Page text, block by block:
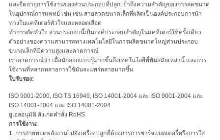
และยืดอายุการใช้งานของส่วนประกอบที่ปลูก, ย้ําถึงความสําคัญของการลดขนาด
ในอุปกรณ์การแพทย์ เช่น เช่น สายลวดขนาดเล็กที่ผลิตเป็นองค์ประกอบการนํา
ทางในแคทีเตอร์หัวใจและหลอดเลือด
ทําการตัดหัวใจ ส่วนประกอบนี้เป็นองค์ประกอบสําคัญในแคทีเตอร์ใช้ครั้งเดียว
ตัวอย่างของความสามารถทางเทคโนโลยีในการผลิตขนาดใหญ่ส่วนประกอบ
ขนาดเล็กที่มีความสูงและคาดการณ์
เราคาดการณ์ว่า เมื่อนักออกแบบรู้มากขึ้นถึงเทคโนโลยีที่ทันสมัยเหล่านี้ และการ
ใช้งานที่หลากหลายการใช้มันจะแพร่หลายมากขึ้น
ใบรับรอง:
ISO 9001-2000, ISO TS 16949, ISO 14001-2004 และ ISO 9001-2004 และ
ISO 14001-2004 และ ISO 14001-2004
ยูเอลอนุมัติ สังเกตคําสั่ง RoHS
การใช้งาน:
1. การถ่ายทอดพลังงานไปยังเครื่องปลูกที่ต้องการการชาร์จแบตเตอรี่หรือการใส่